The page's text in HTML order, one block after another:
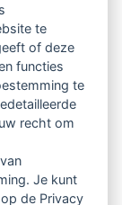
te
of deze
functies
te
recht om
Je kunt
de Privacy